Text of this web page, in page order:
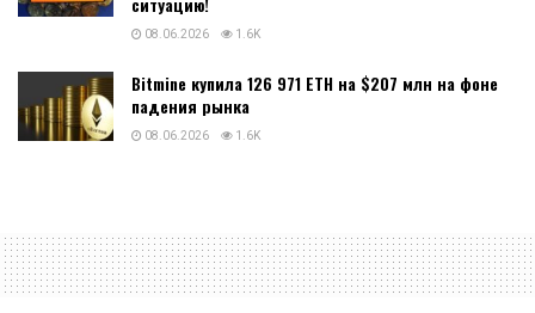
08.06.2026 1.6K
Bitmine купила 126 971 ETH на $207 млн на фоне
падения рынка
08.06.2026 1.6K